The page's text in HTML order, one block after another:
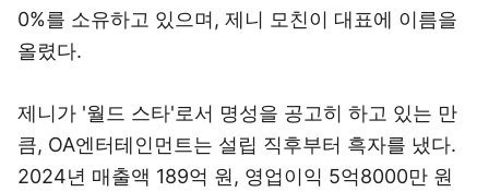
0%를 소유하고 있으며, 제니 모친이 대표에 이름을
올렸다.
제니가 '월드 스타'로서 명성을 공고히 하고 있는 만
큼, OA엔터테인먼트는 설립 직후부터 흑자를 냈다.
2024년 매출액 189억 원, 영업이익 5억8000만 원